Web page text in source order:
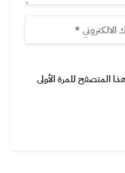
المتصفح للمرة الأولى